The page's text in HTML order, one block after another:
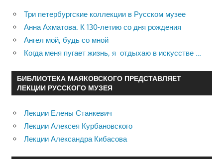
Три петербургские коллекции в Русском музее
Анна Ахматова. К 130-летию со дня рождения
Ангел мой, будь со мной
Когда меня пугает жизнь, я отдыхаю в искусстве …
БИБЛИОТЕКА МАЯКОВСКОГО ПРЕДСТАВЛЯЕТ
ЛЕКЦИИ РУССКОГО МУЗЕЯ
Лекции Елены Станкевич
Лекции Алексея Курбановского
Лекции Александра Кибасова